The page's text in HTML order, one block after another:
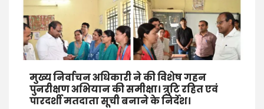
मुख्य निर्वाचन अधिकारी ने की विशेष गहन
पुनरीक्षण अभियान की समीक्षा। त्रुटि रहित एवं
पारदर्शी मतदाता सूची बनाने के निर्देश।